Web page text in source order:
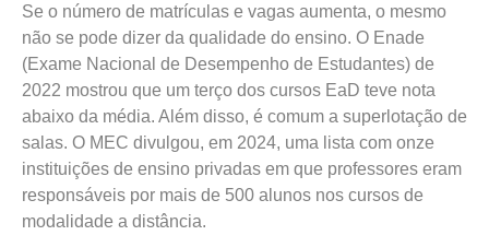
Se o número de matrículas e vagas aumenta, o mesmo
não se pode dizer da qualidade do ensino. O Enade
(Exame Nacional de Desempenho de Estudantes) de
2022 mostrou que um terço dos cursos EaD teve nota
abaixo da média. Além disso, é comum a superlotação de
salas. O MEC divulgou, em 2024, uma lista com onze
instituições de ensino privadas em que professores eram
responsáveis por mais de 500 alunos nos cursos de
modalidade a distância.